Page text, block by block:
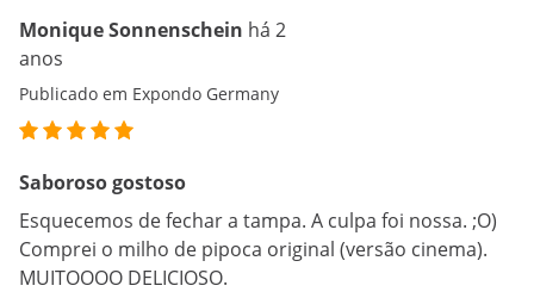
Monique Sonnenschein há 2
anos
Publicado em Expondo Germany
Saboroso gostoso
Esquecemos de fechar a tampa. A culpa foi nossa. ;O)
Comprei o milho de pipoca original (versão cinema).
MUITOOOO DELICIOSO.